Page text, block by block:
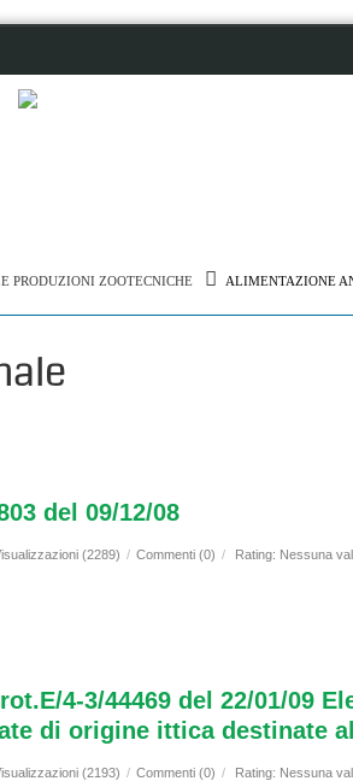
PRODUZIONI ZOOTECNICHE ALIMENTAZIONE
del 09/12/08
(2289) / Commenti (0) / Rating: Nessuna
4-3/44469 del 22/01/09
di origine ittica destinate
(2193) / Commenti (0) / Rating: Nessuna